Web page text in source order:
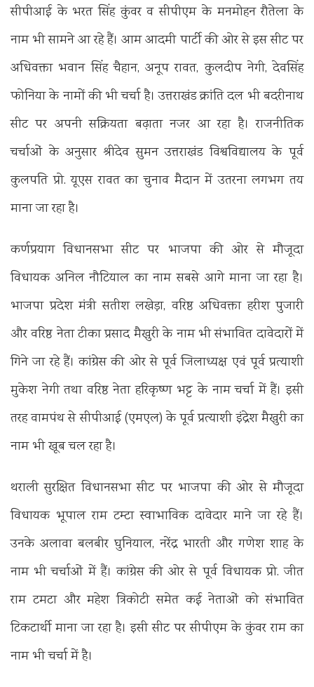
सीपीआई के भरत सिंह कुंवर व सीपीएम के मनमोहन रौतेला के
नाम भी सामने आ रहे हैं। आम आदमी पार्टी की ओर से इस सीट पर
अधिवक्ता भवान सिंह चैहान, अनूप रावत, कुलदीप नेगी, देवसिंह
फोनिया के नामों की भी चर्चा है। उत्तराखंड क्रांति दल भी बदरीनाथ
सीट पर अपनी सक्रियता बढ़ाता नजर आ रहा है। राजनीतिक
चर्चाओं के अनुसार श्रीदेव सुमन उत्तराखंड विश्वविद्यालय के पूर्व
कुलपति प्रो. यूएस रावत का चुनाव मैदान में उतरना लगभग तय
माना जा रहा है।
कर्णप्रयाग विधानसभा सीट पर भाजपा की ओर से मौजूदा
विधायक अनिल नौटियाल का नाम सबसे आगे माना जा रहा है।
भाजपा प्रदेश मंत्री सतीश लखेड़ा, वरिष्ठ अधिवक्ता हरीश पुजारी
और वरिष्ठ नेता टीका प्रसाद मैखुरी के नाम भी संभावित दावेदारों में
गिने जा रहे हैं। कांग्रेस की ओर से पूर्व जिलाध्यक्ष एवं पूर्व प्रत्याशी
मुकेश नेगी तथा वरिष्ठ नेता हरिकृष्ण भट्ट के नाम चर्चा में हैं। इसी
तरह वामपंथ से सीपीआई (एमएल) के पूर्व प्रत्याशी इंद्रेश मैखुरी का
नाम भी खूब चल रहा है।
थराली सुरक्षित विधानसभा सीट पर भाजपा की ओर से मौजूदा
विधायक भूपाल राम टम्टा स्वाभाविक दावेदार माने जा रहे हैं।
उनके अलावा बलबीर घुनियाल, नरेंद्र भारती और गणेश शाह के
नाम भी चर्चाओं में हैं। कांग्रेस की ओर से पूर्व विधायक प्रो. जीत
राम टमटा और महेश त्रिकोटी समेत कई नेताओं को संभावित
टिकटार्थी माना जा रहा है। इसी सीट पर सीपीएम के कुंवर राम का
नाम भी चर्चा में है।